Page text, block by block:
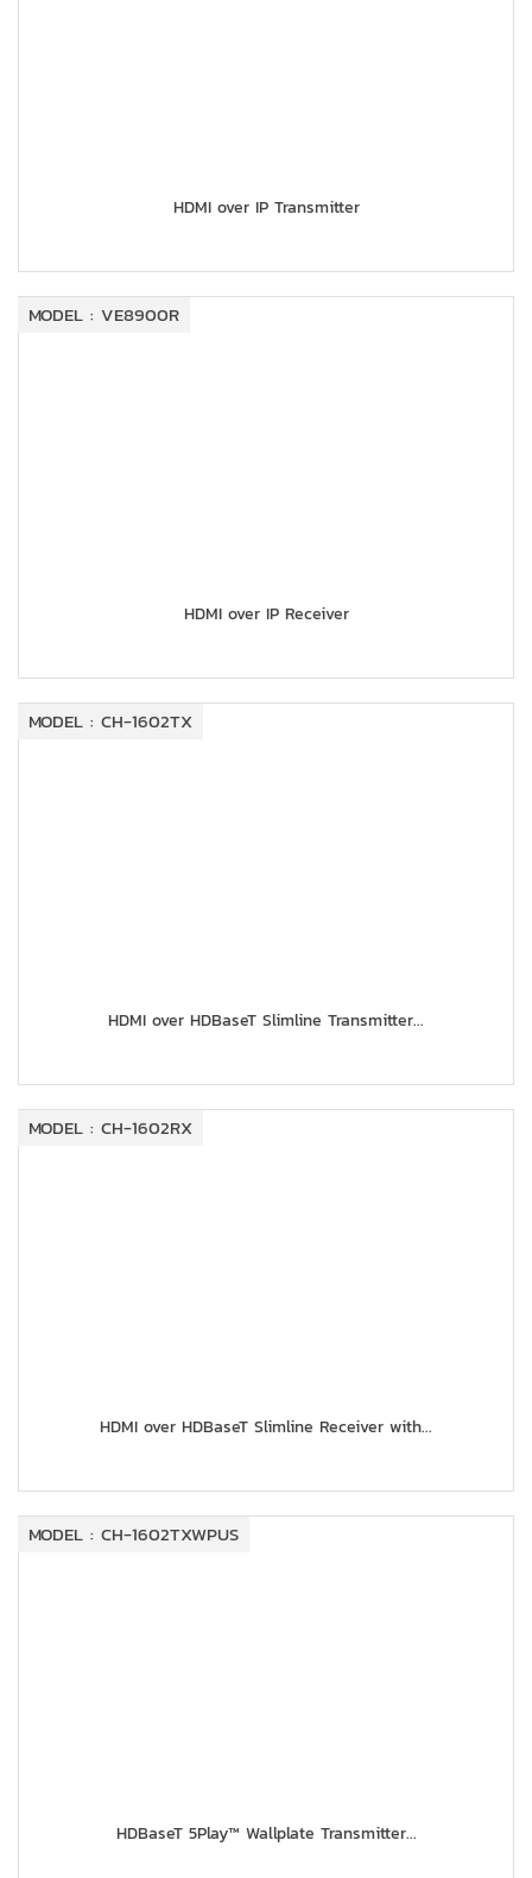
HDMI over IP Transmitter
MODEL : VE8900R
HDMI over IP Receiver
MODEL : CH-1602TX
HDMI over HDBaseT Slimline Transmitter...
MODEL : CH-1602RX
HDMI over HDBaseT Slimline Receiver with...
MODEL : CH-1602TXWPUS
HDBaseT 5Play™ Wallplate Transmitter...